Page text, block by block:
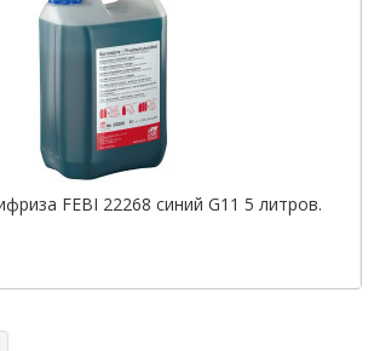
FEBI 22268 cиний G11 5 литров.